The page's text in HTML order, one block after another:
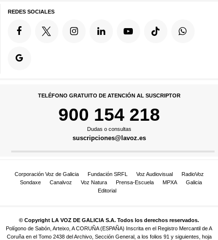
REDES SOCIALES
TELÉFONO GRATUITO DE ATENCIÓN AL SUSCRIPTOR
900 154 218
Dudas o consultas
suscripciones@lavoz.es
Corporación Voz de Galicia Fundación SRFL Voz Audiovisual
RadioVoz
Sondaxe
Canalvoz Voz Natura Prensa-Escuela MPXA
Galicia
Editorial
© Copyright LA VOZ DE GALICIA S.A. Todos los derechos reservados.
Polígono de Sabón, Arteixo, A CORUÑA (ESPAÑA) Inscrita en el Registro Mercantil de A
Coruña en el Tomo 2438 del Archivo, Sección General, a los folios 91 y siguientes, hoja